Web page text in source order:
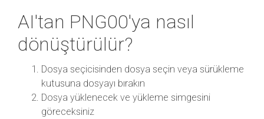
AI'tan PNG00'ya nasıl
dönüştürülür?
Dosya seçicisinden dosya seçin veya sürükleme
kutusuna dosyayı bırakın
Dosya yüklenecek ve yükleme simgesini
göreceksiniz